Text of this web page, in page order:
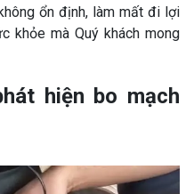
ổn định, làm mất đi lợi
khỏe mà Quý khách mong
hiện bo mạch